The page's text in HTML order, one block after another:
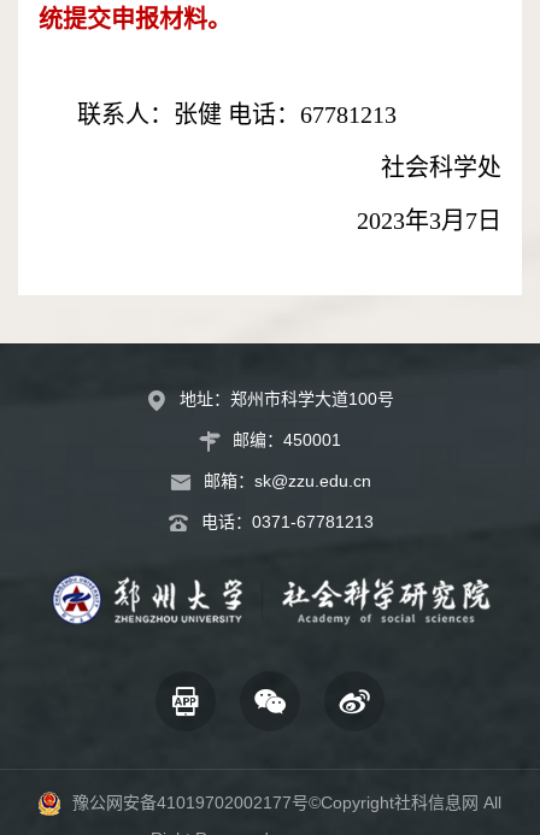
统提交申报材料。
联系人：张健 电话：67781213
社会科学处
2023年3月7日
地址：郑州市科学大道100号
邮编：450001
邮箱： sk@zzu.edu.cn
电话： 0371-67781213
豫公网安备41019702002177号©Copyright社科信息网 All